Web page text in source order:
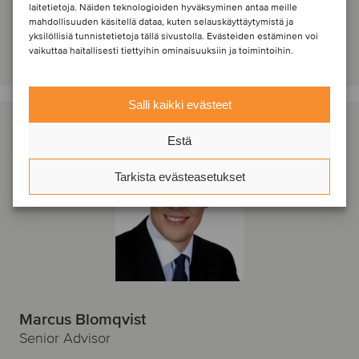
laitetietoja. Näiden teknologioiden hyväksyminen antaa meille
mahdollisuuden käsitellä dataa, kuten selauskäyttäytymistä ja
yksilöllisiä tunnistetietoja tällä sivustolla. Evästeiden estäminen voi
vaikuttaa haitallisesti tiettyihin ominaisuuksiin ja toimintoihin.
Salli kaikki evästeet
Estä
Tarkista evästeasetukset
Näytä profiili
Ota yhteyttä
Marcus Blomqvist
Senior Advisor